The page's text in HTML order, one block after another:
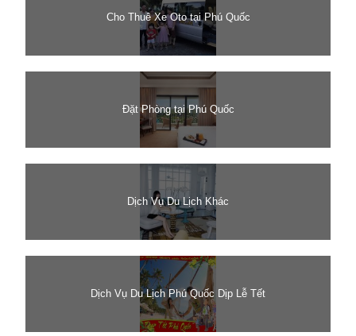
Cho Thuê Xe Oto tại Phú Quốc
Đặt Phòng tại Phú Quốc
Dịch Vụ Du Lịch Khác
Dịch Vụ Du Lịch Phú Quốc Dịp Lễ Tết